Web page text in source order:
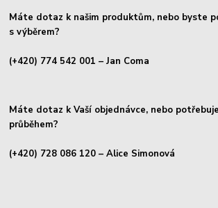
Máte dotaz k našim produktům, nebo byste
s výběrem?
(+420) 774 542 001 – Jan Coma
Máte dotaz k Vaší objednávce, nebo
průběhem?
(+420) 728 086 120 – Alice Simonová